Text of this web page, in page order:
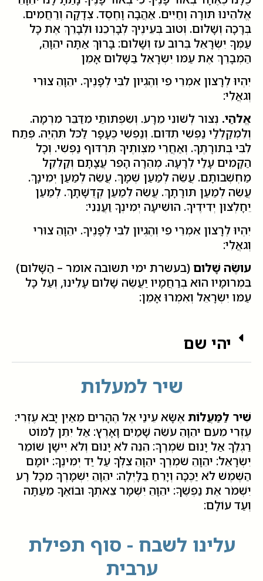
אֱלהֵינוּ תּורָה וְחַיִּים. אַהֲבָה וָחֶסֶד. צְדָקָה וְרַחֲמִים.
בְּרָכָה וְשָׁלום. וְטוב בְּעֵינֶיךָ לְבָרְכֵנוּ וּלְבָרֵךְ אֶת כָּל
עַמְּךָ יִשְׂרָאֵל בְּרוב עז וְשָׁלום: בָּרוּךְ אַתָּה יהֵוָהֵ,
הַמְבָרֵךְ אֶת עַמּו יִשְׂרָאֵל בַּשָּׁלום אָמֵן
יִהְיוּ לְרָצון אִמְרֵי פִי וְהֶגְיון לִבִּי לְפָנֶיךָ. יהֵוָהֵ צוּרִי
וְגאֲלִי:
אֱלהַי. נְצור לְשׁונִי מֵרָע. וְשִׂפְתותַי מִדַּבֵּר מִרְמָה.
וְלִמְקַלְלַי נַפְשִׁי תִדּום. וְנַפְשִׁי כֶּעָפָר לַכּל תִּהְיֶה. פְּתַח
לִבִּי בְּתורָתֶךָ. וְאַחֲרֵי מִצְותֶיךָ תִּרְדּוף נַפְשִׁי. וְכָל
הַקָּמִים עָלַי לְרָעָה. מְהֵרָה הָפֵר עֲצָתָם וְקַלְקֵל
מַחְשְׁבותָם. עֲשֵׂה לְמַעַן שְׁמָךְ. עֲשֵׂה לְמַעַן יְמִינָךְ.
עֲשֵׂה לְמַעַן תּורָתָךְ. עֲשֵׂה לְמַעַן קְדֻשָּׁתָךְ. לְמַעַן
יֵחָלְצוּן יְדִידֶיךָ. הושִׁיעָה יְמִינְךָ וַעֲנֵנִי:
יִהְיוּ לְרָצון אִמְרֵי פִי וְהֶגְיון לִבִּי לְפָנֶיךָ. יהֵוָהֵ צוּרִי
וְגאֲלִי:
עושֶׂה שָׁלום (בעשרת ימי תשובה אומר – הַשָּׁלום)
בִּמְרומָיו הוּא בְרַחֲמָיו יַעֲשֶׂה שָׁלום עָלֵינוּ, וְעַל כָּל
עַמּו יִשְׂרָאֵל וְאִמְרוּ אָמֵן:
יהי שם
שיר למעלות
שִׁיר לַמַּעֲלוֹת אֶשָּׂא עֵינַי אֶל הֶהָרִים מֵאַיִן יָבֹא עֶזְרִי:
עֶזְרִי מֵעִם יהֵוָהֵ עֹשֵׂה שָׁמַיִם וָאָרֶץ: אַל יִתֵּן לַמּוֹט
רַגְלֶךָ אַל יָנוּם שֹׁמְרֶךָ: הִנֵּה לֹא יָנוּם וְלֹא יִישָׁן שׁוֹמֵר
יִשְׂרָאֵל: יהֵוָהֵ שֹׁמְרֶךָ יהֵוָהֵ צִלְּךָ עַל יַד יְמִינֶךָ: יוֹמָם
הַשֶּׁמֶשׁ לֹא יַכֶּכָּה וְיָרֵחַ בַּלָּיְלָה: יהֵוָהֵ יִשְׁמָרְךָ מִכָּל רָע
יִשְׁמֹר אֶת נַפְשֶׁךָ: יהֵוָהֵ יִשְׁמָר צֵאתְךָ וּבוֹאֶךָ מֵעַתָּה
וְעַד עוֹלָם:
עלינו לשבח - סוף תפילת
ערבית